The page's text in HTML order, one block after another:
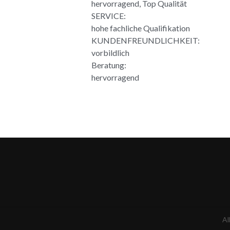
hervorragend, Top Qualität
SERVICE:
hohe fachliche Qualifikation
KUNDENFREUNDLICHKEIT:
vorbildlich
Beratung:
hervorragend